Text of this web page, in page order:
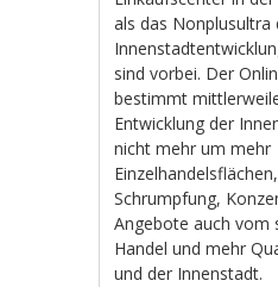
als das Nonplusultra
sind vorbei. Der
bestimmt
Entwicklung der
nicht mehr um mehr
Schrumpfung,
Angebote auch vom
Handel und mehr
und der Innenstadt.